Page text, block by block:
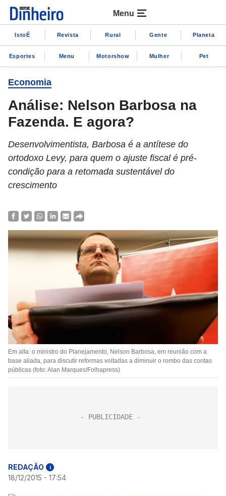
Menu
IstoÉ Revista Rural Gente Planeta
Esportes Menu Motorshow Mulher Pet
Economia
Análise: Nelson Barbosa na
Fazenda. E agora?
Desenvolvimentista, Barbosa é a antítese do
ortodoxo Levy, para quem o ajuste fiscal é pré-
condição para a retomada sustentável do
crescimento
Em alta: o ministro do Planejamento, Nelson Barbosa, em reunião com a
base aliada, para discutir reformas voltadas a diminuir o rombo das contas
públicas (foto: Alan Marques/Folhapress)
REDAÇÃO i
18/12/2015 - 17:54